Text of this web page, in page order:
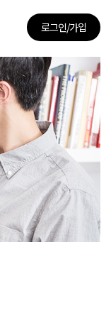
로그인/가입